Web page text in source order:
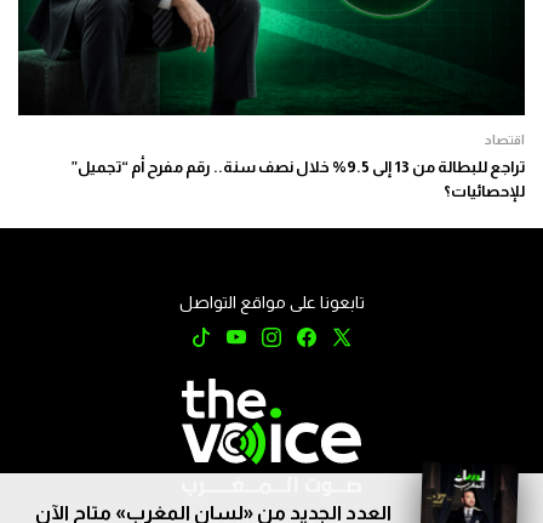
اقتصاد
تراجع للبطالة من 13 إلى 9.5% خلال نصف سنة.. رقم مفرح أم “تجميل”
للإحصائيات؟
العدد الجديد من «لسان المغرب» متاح الآن
تابعونا على مواقع التواصل